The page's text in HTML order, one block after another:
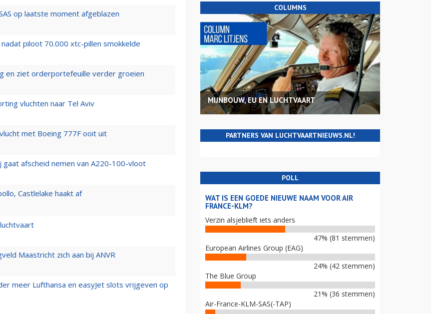
op laatste moment afgeblazen
piloot 70.000 xtc-pillen smokkelde
en ziet orderportefeuille verder groeien
vluchten naar Tel Aviv
met Boeing 777F ooit uit
gaat afscheid nemen van A220-100-vloot
Castlelake haakt af
Maastricht zich aan bij ANVR
meer Lufthansa en easyJet slots vrijgeven op
COLUMNS
MIJNBOUW, EU EN LUCHTVAART
PARTNERS VAN LUCHTVAARTNIEUWS.NL!
POLL
WAT IS EEN GOEDE NIEUWE NAAM VOOR AIR
FRANCE-KLM?
Verzin alsjeblieft iets anders
47% (81 stemmen)
European Airlines Group (EAG)
24% (42 stemmen)
The Blue Group
21% (36 stemmen)
Air-France-KLM-SAS(-TAP)